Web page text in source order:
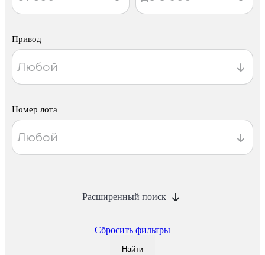
Привод
Номер лота
Расширенный поиск
Сбросить фильтры
Найти